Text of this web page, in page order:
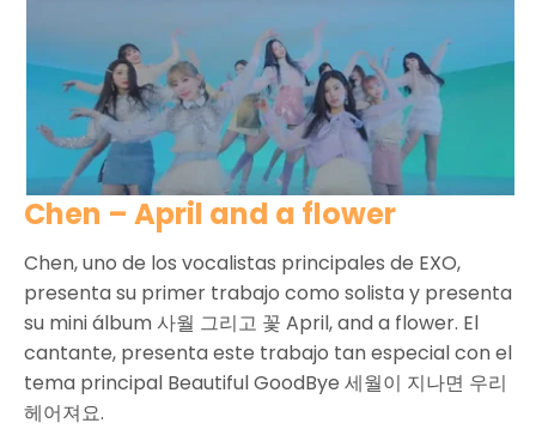
Chen – April and a flower
Chen, uno de los vocalistas principales de EXO,
presenta su primer trabajo como solista y presenta
su mini álbum 사월 그리고 꽃 April, and a flower. El
cantante, presenta este trabajo tan especial con el
tema principal Beautiful GoodBye 세월이 지나면 우리
헤어져요.